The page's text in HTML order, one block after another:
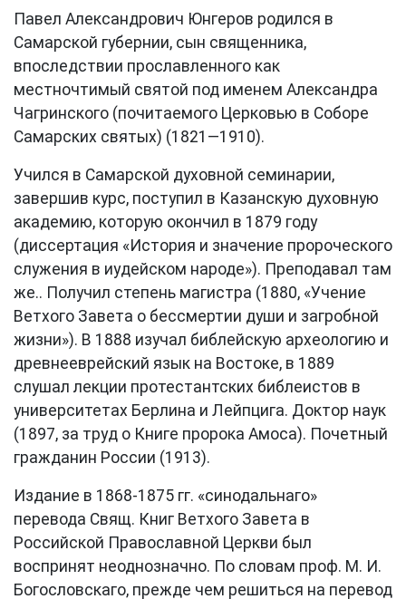
Павел Александрович Юнгеров родился в
Самарской губернии, сын священника,
впоследствии прославленного как
местночтимый святой под именем Александра
Чагринского (почитаемого Церковью в Соборе
Самарских святых) (1821—1910).
Учился в Самарской духовной семинарии,
завершив курс, поступил в Казанскую духовную
академию, которую окончил в 1879 году
(диссертация «История и значение пророческого
служения в иудейском народе»). Преподавал там
же.. Получил степень магистра (1880, «Учение
Ветхого Завета о бессмертии души и загробной
жизни»). В 1888 изучал библейскую археологию и
древнееврейский язык на Востоке, в 1889
слушал лекции протестантских библеистов в
университетах Берлина и Лейпцига. Доктор наук
(1897, за труд о Книге пророка Амоса). Почетный
гражданин России (1913).
Издание в 1868-1875 гг. «синодальнаго»
перевода Свящ. Книг Ветхого Завета в
Российской Православной Церкви был
воспринят неоднозначно. По словам проф. М. И.
Богословскаго, прежде чем решиться на перевод